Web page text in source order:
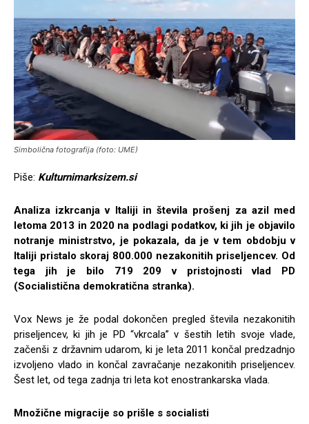
Simbolična fotografija (foto: UME)
Piše: Kulturnimarksizem.si
Analiza izkrcanja v Italiji in števila prošenj za azil med
letoma 2013 in 2020 na podlagi podatkov, ki jih je objavilo
notranje ministrstvo, je pokazala, da je v tem obdobju v
Italiji pristalo skoraj 800.000 nezakonitih priseljencev. Od
tega jih je bilo 719 209 v pristojnosti vlad PD
(Socialistična demokratična stranka).
Vox News je že podal dokončen pregled števila nezakonitih
priseljencev, ki jih je PD “vkrcala” v šestih letih svoje vlade,
začenši z državnim udarom, ki je leta 2011 končal predzadnjo
izvoljeno vlado in končal zavračanje nezakonitih priseljencev.
Šest let, od tega zadnja tri leta kot enostrankarska vlada.
Množične migracije so prišle s socialisti